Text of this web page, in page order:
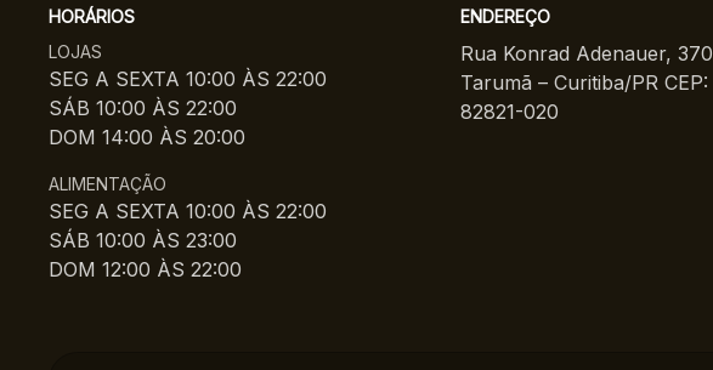
HORÁRIOS
LOJAS
SEG A SEXTA 10:00 ÀS 22:00
SÁB 10:00 ÀS 22:00
DOM 14:00 ÀS 20:00
ALIMENTAÇÃO
SEG A SEXTA 10:00 ÀS 22:00
SÁB 10:00 ÀS 23:00
DOM 12:00 ÀS 22:00
ENDEREÇO
Rua Konrad Adenauer, 370
Tarumã – Curitiba/PR CEP:
82821-020